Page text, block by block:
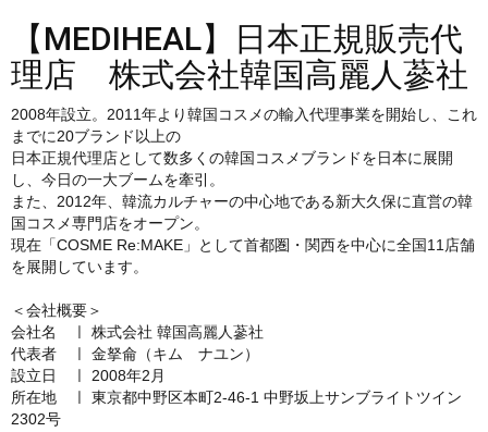
【MEDIHEAL】日本正規販売代
理店 株式会社韓国高麗人蔘社
2008年設立。2011年より韓国コスメの輸入代理事業を開始し、これ
までに20ブランド以上の
日本正規代理店として数多くの韓国コスメブランドを日本に展開
し、今日の一大ブームを牽引。
また、2012年、韓流カルチャーの中心地である新大久保に直営の韓
国コスメ専門店をオープン。
現在「COSME Re:MAKE」として首都圏・関西を中心に全国11店舗
を展開しています。
＜会社概要＞
会社名 ㅣ 株式会社 韓国高麗人蔘社
代表者 ㅣ 金拏侖（キム ナユン）
設立日 ㅣ 2008年2月
所在地 ㅣ 東京都中野区本町2-46-1 中野坂上サンブライトツイン
2302号